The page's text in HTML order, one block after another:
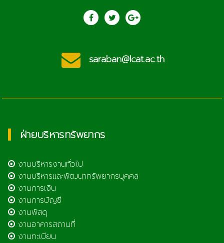
saraban@lcat.ac.th
ฝ่ายบริหารทรัพยากร
งานบริหารงานทั่วไป
งานบริหารและพัฒนาทรัพยากรบุคคล
งานการเงิน
งานการบัญชี
งานพัสดุ
งานอาคารสถานที่
งานทะเบียน